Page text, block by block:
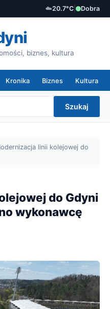
☁️20.7°C Dobra
biznes, kultura
Kronika Biznes Kultura
Szukaj
linii kolejowej do
do Gdyni
wykonawcę